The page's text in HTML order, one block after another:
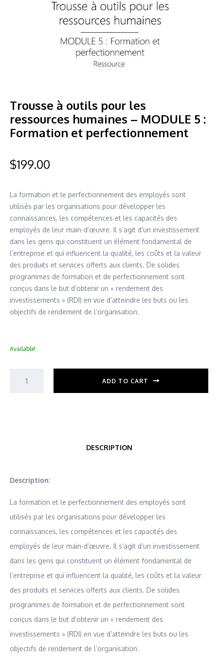
Trousse à outils pour les
ressources humaines – MODULE 5 :
Formation et perfectionnement
$199.00
La formation et le perfectionnement des employés sont
utilisés par les organisations pour développer les
connaissances, les compétences et les capacités des
employés de leur main-d’œuvre. Il s’agit d’un investissement
dans les gens qui constituent un élément fondamental de
l’entreprise et qui influencent la qualité, les coûts et la valeur
des produits et services offerts aux clients. De solides
programmes de formation et de perfectionnement sont
conçus dans le but d’obtenir un « rendement des
investissements » (RDI) en vue d’atteindre les buts ou les
objectifs de rendement de l’organisation.
Available!
ADD TO CART
DESCRIPTION
Description:
La formation et le perfectionnement des employés sont
utilisés par les organisations pour développer les
connaissances, les compétences et les capacités des
employés de leur main-d’œuvre. Il s’agit d’un investissement
dans les gens qui constituent un élément fondamental de
l’entreprise et qui influencent la qualité, les coûts et la valeur
des produits et services offerts aux clients. De solides
programmes de formation et de perfectionnement sont
conçus dans le but d’obtenir un « rendement des
investissements » (RDI) en vue d’atteindre les buts ou les
objectifs de rendement de l’organisation.